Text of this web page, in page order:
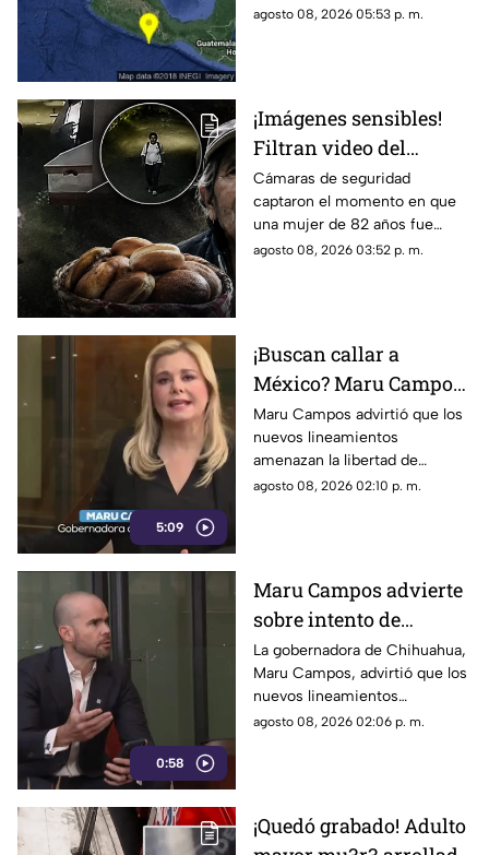
México hoy, con epicentro en
agosto 08, 2026 05:53 p. m.
¡Imágenes sensibles!
Filtran video del
asesinato de abuelita
vendedora de cemitas
en Puebla: le robaron
unos pesos
Cámaras de seguridad
captaron el momento en que
una mujer de 82 años fue
asesinada al regresar de
agosto 08, 2026 03:52 p. m.
5:09
¡Buscan callar a
México? Maru Campos
rechaza regulaciones
que amenazan la
libertad de expresión y
sancionan a la prensa
Maru Campos advirtió que los
nuevos lineamientos
amenazan la libertad de
expresión al permitir al poder
agosto 08, 2026 02:10 p. m.
0:58
Maru Campos advierte
sobre intento de
censura del Gobierno
Federal bajo la nueva
ley que controla a los
medios
La gobernadora de Chihuahua,
Maru Campos, advirtió que los
nuevos lineamientos
impulsados por el Gobierno
agosto 08, 2026 02:06 p. m.
¡Quedó grabado! Adulto